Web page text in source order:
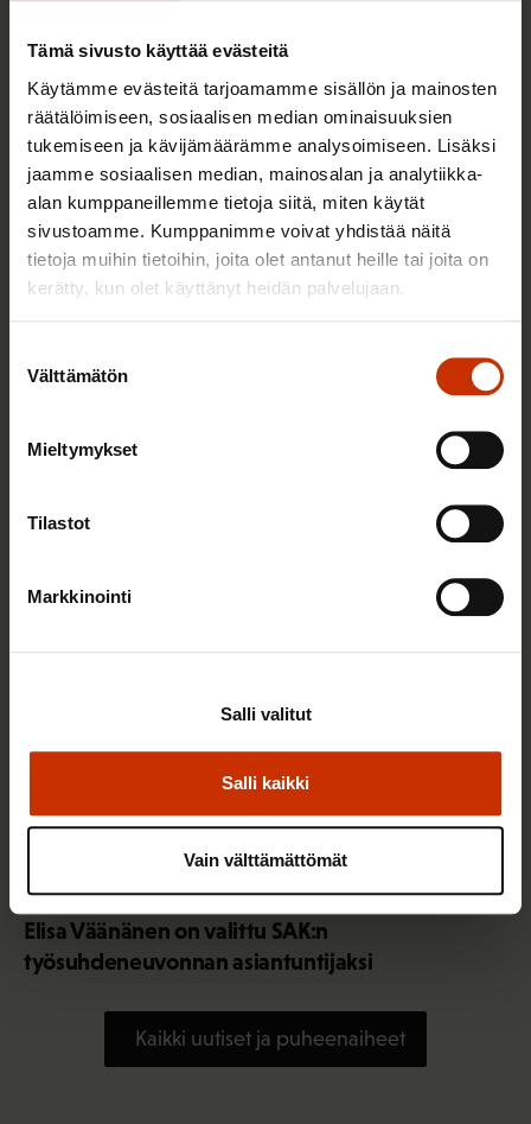
Tämä sivusto käyttää evästeitä
Käytämme evästeitä tarjoamamme sisällön ja mainosten
räätälöimiseen, sosiaalisen median ominaisuuksien
tukemiseen ja kävijämäärämme analysoimiseen. Lisäksi
jaamme sosiaalisen median, mainosalan ja analytiikka-
alan kumppaneillemme tietoja siitä, miten käytät
sivustoamme. Kumppanimme voivat yhdistää näitä
tietoja muihin tietoihin, joita olet antanut heille tai joita on
kerätty, kun olet käyttänyt heidän palvelujaan.
valinta
Välttämätön
Mieltymykset
Tilastot
Markkinointi
Salli kaikki
Salli valitut
Vain välttämättömät
TALOUS JA ELINKEINOELÄMÄ
4.8.2026 16:55
3.8.2026 10:05
Elisa Väänänen on valittu SAK:n
työsuhdeneuvonnan asiantuntijaksi
Kaikki uutiset ja puheenaiheet